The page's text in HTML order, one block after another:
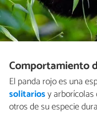
Comportamiento
El panda rojo es una
solitariosy
otros de su especie